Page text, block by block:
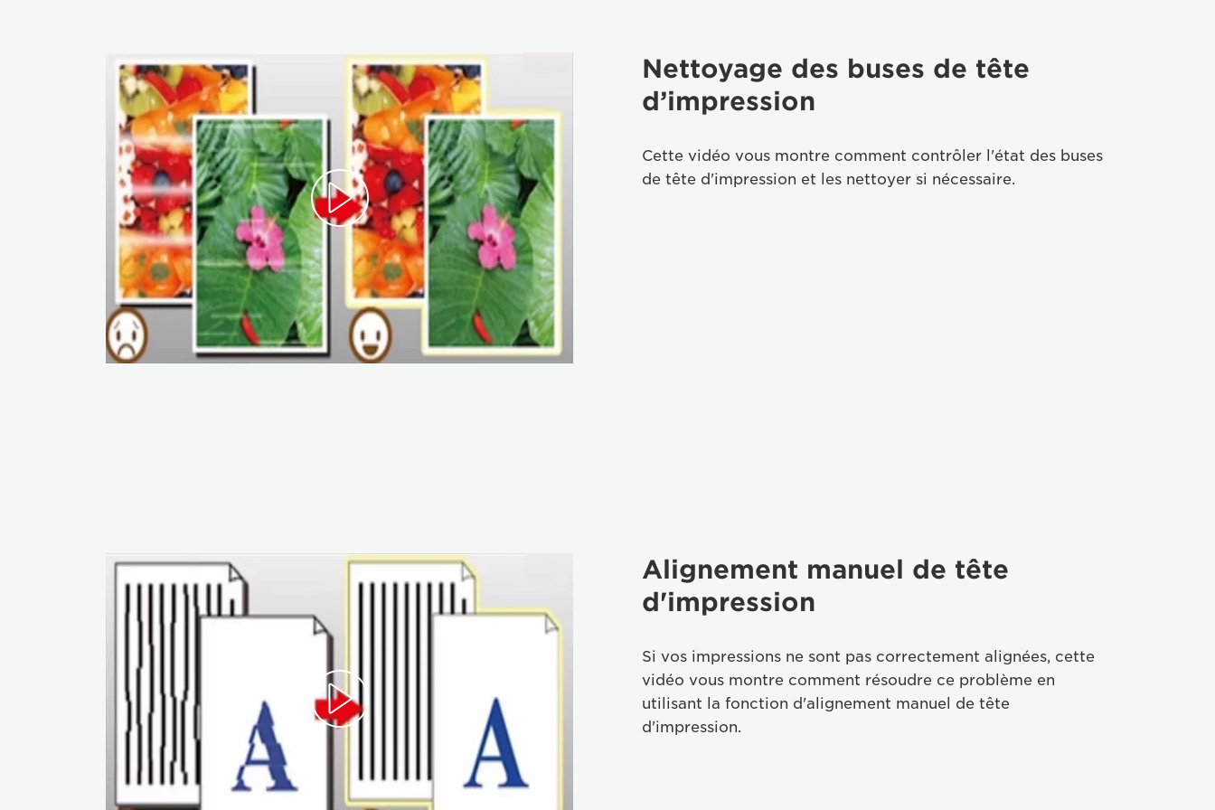
Nettoyage des buses de tête
d’impression
Cette vidéo vous montre comment contrôler l'état des buses
de tête d'impression et les nettoyer si nécessaire.
Alignement manuel de tête
d'impression
Si vos impressions ne sont pas correctement alignées, cette
vidéo vous montre comment résoudre ce problème en
utilisant la fonction d'alignement manuel de tête
d'impression.